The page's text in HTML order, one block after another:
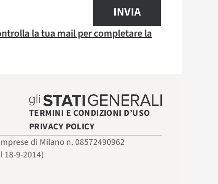
INVIA
la tua mail per completare la
TERMINI E CONDIZIONI D’USO
PRIVACY POLICY
di Milano n. 08572490962
9-2014)